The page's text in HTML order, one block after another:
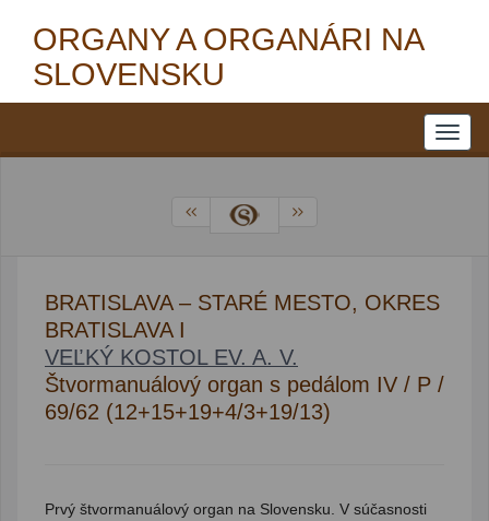
ORGANY A ORGANÁRI NA
SLOVENSKU
BRATISLAVA – STARÉ MESTO, OKRES
BRATISLAVA I
VEĽKÝ KOSTOL EV. A. V.
Štvormanuálový organ s pedálom IV / P /
69/62 (12+15+19+4/3+19/13)
Prvý štvormanuálový organ na Slovensku. V súčasnosti